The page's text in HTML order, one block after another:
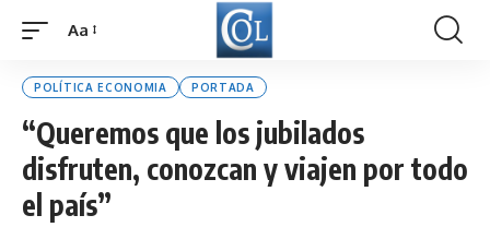
Font
Aa
POLÍTICA ECONOMIA PORTADA
“Queremos que los jubilados
disfruten, conozcan y viajen por todo
el país”